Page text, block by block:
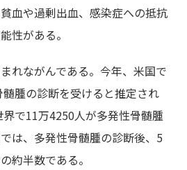
血や過剰出血、感染症への抵抗
性がある。
れながんである。今年、米国で
腫の診断を受けると推定され
で11万4250人が多発性骨髄腫
は、多発性骨髄腫の診断後、5
約半数である。